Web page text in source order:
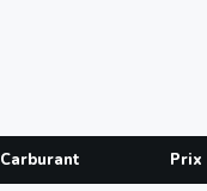
Carburant Prix